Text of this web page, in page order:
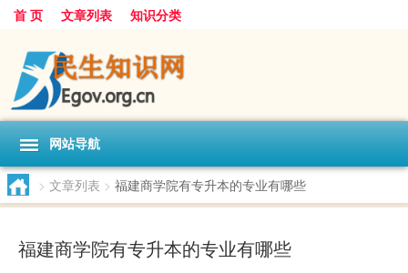
首 页 文章列表 知识分类
网站导航
> 文章列表 > 福建商学院有专升本的专业有哪些
福建商学院有专升本的专业有哪些